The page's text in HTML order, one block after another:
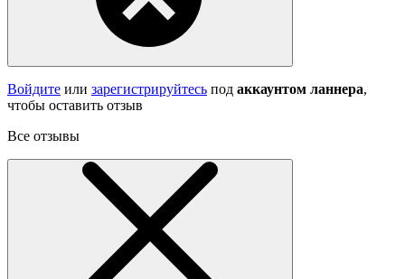
Войдите или зарегистрируйтесь под аккаунтом ланнера,
чтобы оставить отзыв
Все отзывы